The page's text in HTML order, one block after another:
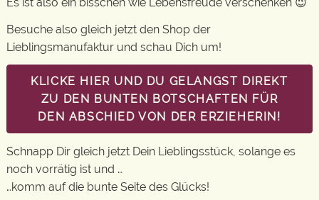
Besuche also gleich jetzt den Shop der
Lieblingsmanufaktur und schau Dich um!
KLICKE HIER UND DU GELANGST DIREKT
ZU DEN BUNTEN BOTSCHAFTEN FÜR
DEN ABSCHIED VON DER ERZIEHERIN!
Schnapp Dir gleich jetzt Dein Lieblingsstück, solange es
noch vorrätig ist und …
…komm auf die bunte Seite des Glücks!